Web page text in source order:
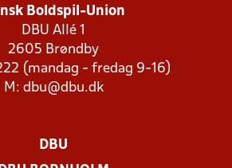
Boldspil-Union
DBU Allé 1
2605 Brøndby
(mandag - fredag 9-16)
M: dbu@dbu.dk
DBU